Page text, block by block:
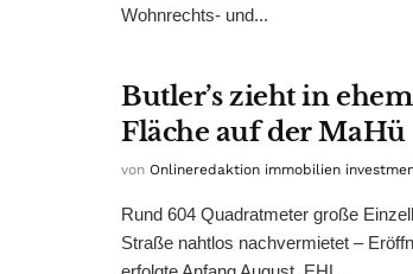
Wohnrechts- und...
Butler’s zieht in
Fläche auf der MaHü
von Onlineredaktion immobilien
Rund 604 Quadratmeter große
Straße nahtlos nachvermietet –